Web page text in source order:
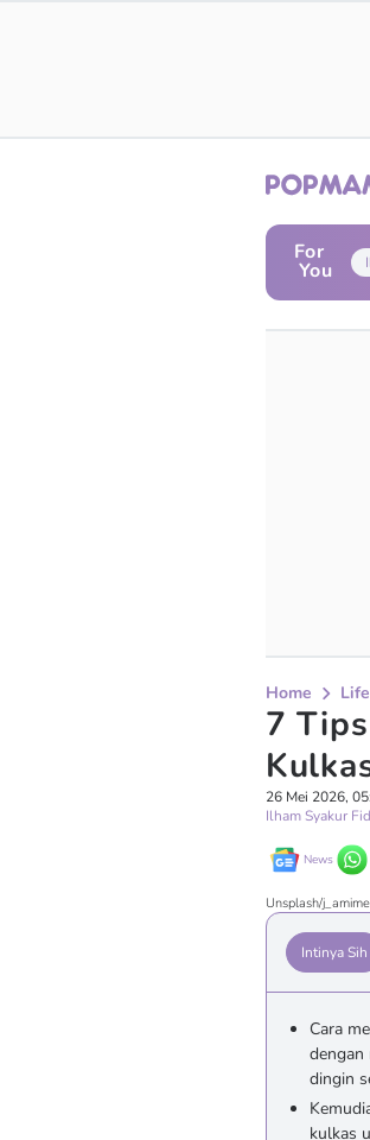
For
You
Home Life
7
26 Mei 2026,
Ilham Syakur
News
Unsplash/
Intinya Sih
Cara
dengan
dingin
kulkas